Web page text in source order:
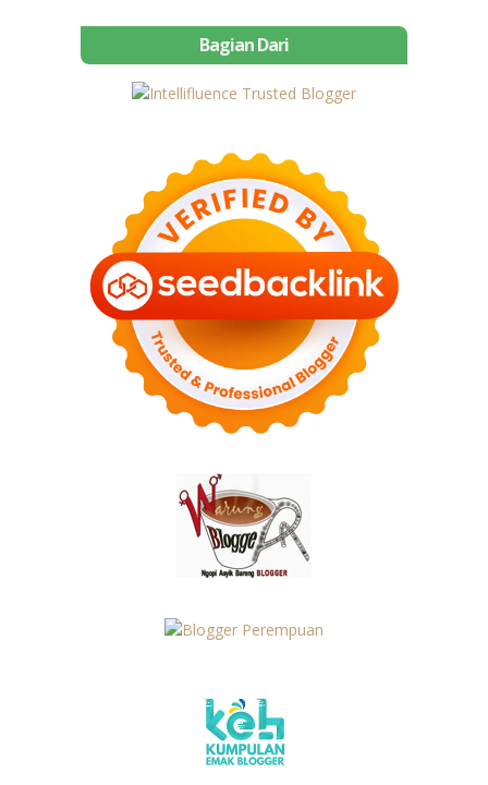
Bagian Dari